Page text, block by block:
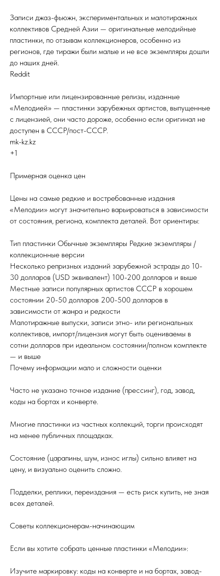
Записи джаз-фьюжн, экспериментальных и малотиражных
коллективов Средней Азии — оригинальные мелодийные
пластинки, по отзывам коллекционеров, особенно из
регионов, где тиражи были малые и не все экземпляры дошли
до наших дней.
Reddit
Импортные или лицензированные релизы, изданные
«Мелодией» — пластинки зарубежных артистов, выпущенные
с лицензией, они часто дороже, особенно если оригинал не
доступен в СССР/пост-СССР.
mk-kz.kz
+1
Примерная оценка цен
Цены на самые редкие и востребованные издания
«Мелодии» могут значительно варьироваться в зависимости
от состояния, региона, комплекта деталей. Вот ориентиры:
Тип пластинки Обычные экземпляры Редкие экземпляры /
коллекционные версии
Несколько репризных изданий зарубежной эстрады до 10-
30 долларов (USD эквивалент) 100-200 долларов и выше
Местные записи популярных артистов СССР в хорошем
состоянии 20-50 долларов 200-500 долларов в
зависимости от жанра и редкости
Малотиражные выпуски, записи этно- или региональных
коллективов, импорт/лицензия могут быть оцениваемы в
сотни долларов при идеальном состоянии/полном комплекте
— и выше
Почему информации мало и сложности оценки
Часто не указано точное издание (прессинг), год, завод,
коды на бортах и конверте.
Многие пластинки из частных коллекций, торги происходят
на менее публичных площадках.
Состояние (царапины, шум, износ иглы) сильно влияет на
цену, и визуально оценить сложно.
Подделки, реплики, переиздания — есть риск купить, не зная
всех деталей.
Советы коллекционерам-начинающим
Если вы хотите собрать ценные пластинки «Мелодии»:
Изучите маркировку: коды на конверте и на бортах, завод-